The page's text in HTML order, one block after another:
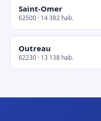
Saint-Omer
62500 · 14 382 hab.
Outreau
62230 · 13 138 hab.